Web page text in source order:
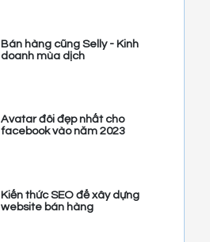
Bán hàng cũng Selly - Kinh
doanh mùa dịch
Avatar đôi đẹp nhất cho
facebook vào năm 2023
Kiến thức SEO để xây dựng
website bán hàng